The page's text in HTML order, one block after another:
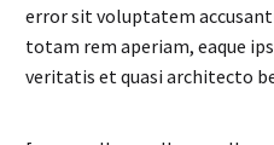
error sit voluptatem
totam rem aperiam, eaque
veritatis et quasi architecto